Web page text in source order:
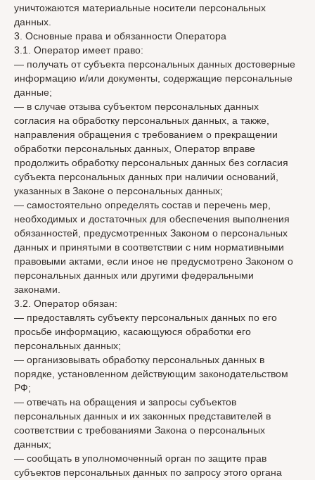
уничтожаются материальные носители персональных
данных.
3. Основные права и обязанности Оператора
3.1. Оператор имеет право:
— получать от субъекта персональных данных достоверные
информацию и/или документы, содержащие персональные
данные;
— в случае отзыва субъектом персональных данных
согласия на обработку персональных данных, а также,
направления обращения с требованием о прекращении
обработки персональных данных, Оператор вправе
продолжить обработку персональных данных без согласия
субъекта персональных данных при наличии оснований,
указанных в Законе о персональных данных;
— самостоятельно определять состав и перечень мер,
необходимых и достаточных для обеспечения выполнения
обязанностей, предусмотренных Законом о персональных
данных и принятыми в соответствии с ним нормативными
правовыми актами, если иное не предусмотрено Законом о
персональных данных или другими федеральными
законами.
3.2. Оператор обязан:
— предоставлять субъекту персональных данных по его
просьбе информацию, касающуюся обработки его
персональных данных;
— организовывать обработку персональных данных в
порядке, установленном действующим законодательством
РФ;
— отвечать на обращения и запросы субъектов
персональных данных и их законных представителей в
соответствии с требованиями Закона о персональных
данных;
— сообщать в уполномоченный орган по защите прав
субъектов персональных данных по запросу этого органа